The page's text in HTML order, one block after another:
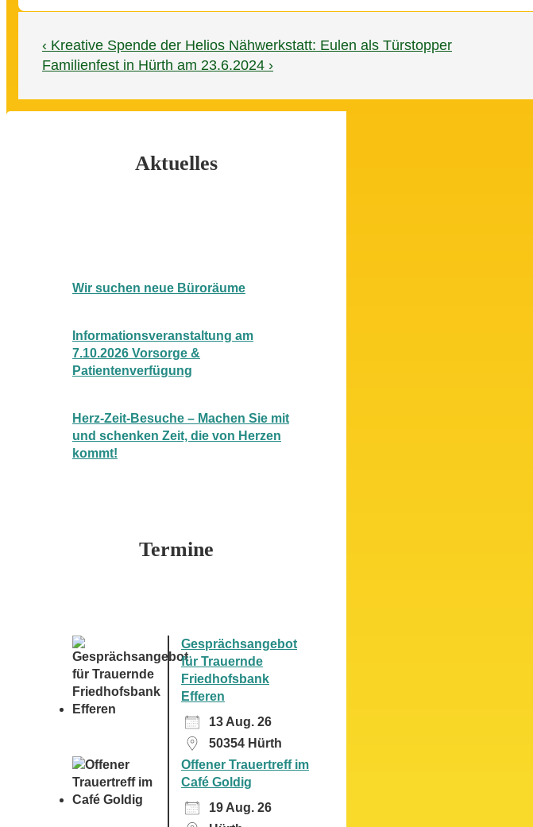
Beitragsnavigation
Vorheriger
Beitrag
‹ Kreative Spende der Helios Nähwerkstatt: Eulen als Türstopper
Nächster
ist
Familienfest in Hürth am 23.6.2024 ›
Aktuelles
Wir suchen neue Büroräume
Informationsveranstaltung am
7.10.2026 Vorsorge &
Patientenverfügung
Herz-Zeit-Besuche – Machen Sie mit
und schenken Zeit, die von Herzen
kommt!
Termine
Gesprächsangebot
für Trauernde
Friedhofsbank
Efferen
13 Aug. 26
50354 Hürth
Offener Trauertreff im
Café Goldig
19 Aug. 26